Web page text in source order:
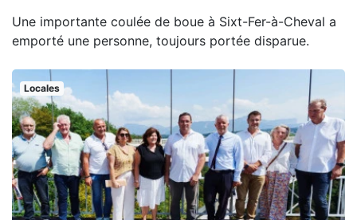
Une importante coulée de boue à Sixt-Fer-à-Cheval a
emporté une personne, toujours portée disparue.
Locales